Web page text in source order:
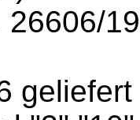
26606/